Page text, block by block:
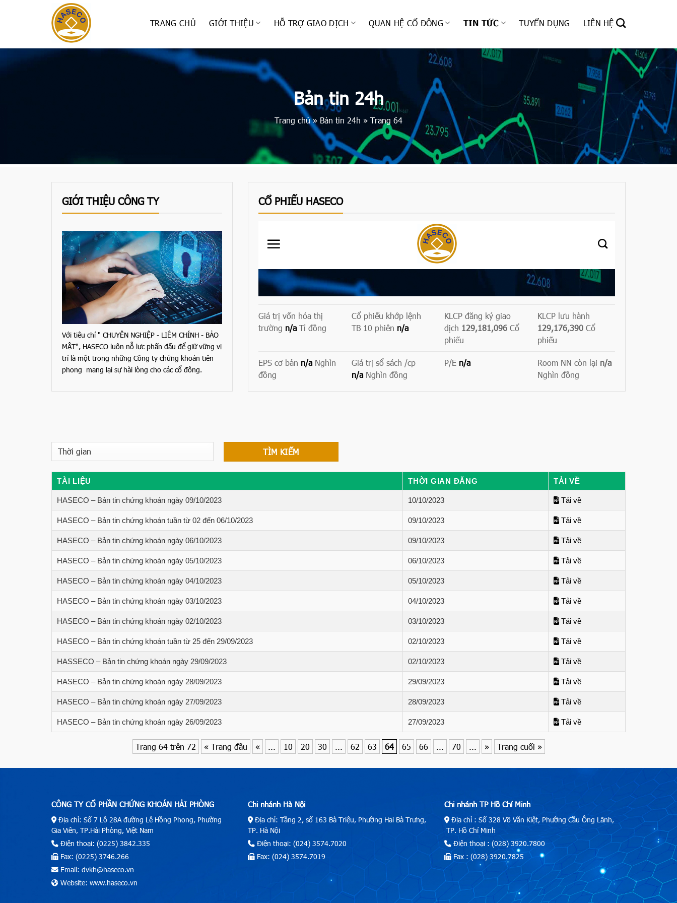
TRANG CHỦ GIỚI THIỆU HỖ TRỢ GIAO DỊCH QUAN HỆ CỔ ĐÔNG TIN TỨC TUYỂN DỤNG LIÊN HỆ
Bản tin 24h
Trang chủ» Bản tin 24h » Trang 64
GIỚI THIỆU CÔNG TY
Với tiêu chí " CHUYÊN NGHIỆP - LIÊM CHÍNH - BẢO
MẬT", HASECO luôn nỗ lực phấn đấu để giữ vững vị
trí là một trong những Công ty chứng khoán tiên
phong mang lại sự hài lòng cho các cổ đông.
CỔ PHIẾU HASECO
Giá trị vốn hóa thị
trường n/a Tỉ đồng
Cổ phiếu khớp lệnh
TB 10 phiên n/a
KLCP đăng ký giao
dịch 129,181,096 Cổ
phiếu
KLCP lưu hành
129,176,390Cổ
phiếu
EPS cơ bản n/a Nghìn
đồng
Giá trị sổ sách /cp
n/aNghìn đồng
P/E n/a Room NN còn lại n/a
Nghìn đồng
TÀI LIỆU THỜI GIAN ĐĂNG TẢI VỀ
HASECO – Bản tin chứng khoán ngày 09/10/2023 10/10/2023 Tải về
HASECO – Bản tin chứng khoán tuần từ 02 đến 06/10/2023 09/10/2023 Tải về
HASECO – Bản tin chứng khoán ngày 06/10/2023 09/10/2023 Tải về
HASECO – Bản tin chứng khoán ngày 05/10/2023 06/10/2023 Tải về
HASECO – Bản tin chứng khoán ngày 04/10/2023 05/10/2023 Tải về
HASECO – Bản tin chứng khoán ngày 03/10/2023 04/10/2023 Tải về
HASECO – Bản tin chứng khoán ngày 02/10/2023 03/10/2023 Tải về
HASECO – Bản tin chứng khoán tuần từ 25 đến 29/09/2023 02/10/2023 Tải về
HASSECO – Bản tin chứng khoán ngày 29/09/2023 02/10/2023 Tải về
HASECO – Bản tin chứng khoán ngày 28/09/2023 29/09/2023 Tải về
HASECO – Bản tin chứng khoán ngày 27/09/2023 28/09/2023 Tải về
HASECO – Bản tin chứng khoán ngày 26/09/2023 27/09/2023 Tải về
Trang 64 trên 72 « Trang đầu « ... 10 20 30 ... 62 63 64 65 66 ... 70 ... » Trang cuối »
CÔNG TY CỔ PHẦN CHỨNG KHOÁN HẢI PHÒNG
Địa chỉ: Số 7 Lô 28A đường Lê Hồng Phong, Phường
Gia Viên, TP.Hải Phòng, Việt Nam
Điện thoại: (0225) 3842.335
Fax: (0225) 3746.266
Email: dvkh@haseco.vn
Website: www.haseco.vn
Chi nhánh Hà Nội
Địa chỉ: Tầng 2, số 163 Bà Triệu, Phường Hai Bà Trưng,
TP. Hà Nội
Điện thoại: (024) 3574.7020
Fax: (024) 3574.7019
Chi nhánh TP Hồ Chí Minh
Địa chỉ : Số 328 Võ Văn Kiệt, Phường Cầu Ông Lãnh,
TP. Hồ Chí Minh
Điện thoại : (028) 3920.7800
Fax : (028) 3920.7825